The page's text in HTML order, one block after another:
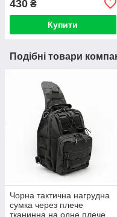
Тримачі для грошей
430 ₴
Купити
Подібні товари
Чорна тактична нагрудна
сумка через плече
тканинна на одне плече